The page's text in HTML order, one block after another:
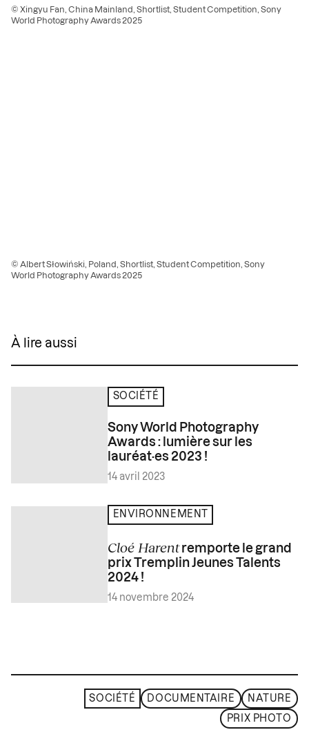
© Xingyu Fan, China Mainland, Shortlist, Student Competition, Sony
World Photography Awards 2025
© Albert Słowiński, Poland, Shortlist, Student Competition, Sony
World Photography Awards 2025
À lire aussi
SOCIÉTÉ
Sony World Photography
Awards : lumière sur les
lauréat·es 2023 !
14 avril 2023
ENVIRONNEMENT
Cloé Harentremporte le grand
prix Tremplin Jeunes Talents
2024 !
14 novembre 2024
SOCIÉTÉ DOCUMENTAIRE NATURE
PRIX PHOTO